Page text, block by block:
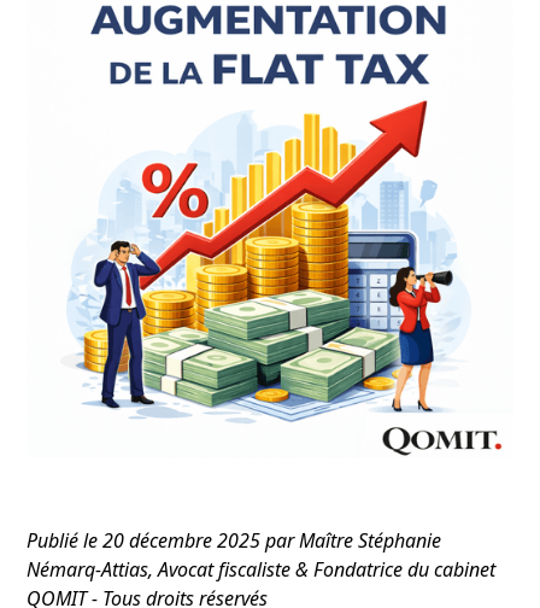
Publié le 20 décembre 2025 par Maître Stéphanie
Némarq-Attias, Avocat fiscaliste & Fondatrice du cabinet
QOMIT - Tous droits réservés